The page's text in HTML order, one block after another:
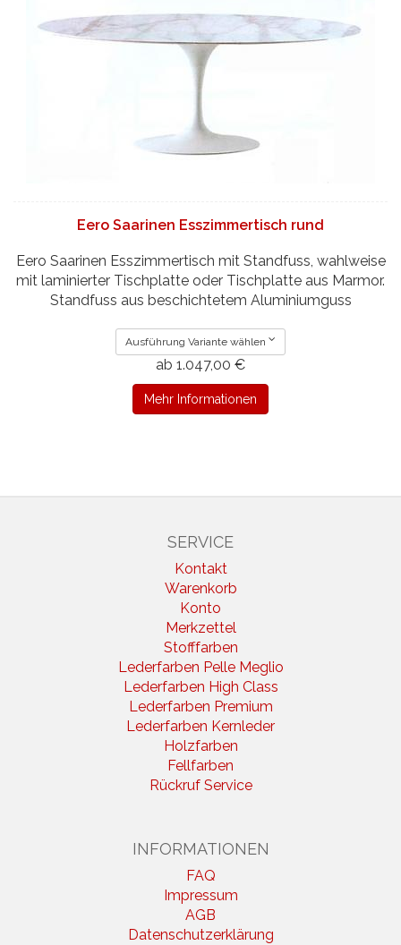
Eero Saarinen Esszimmertisch rund
Eero Saarinen Esszimmertisch mit Standfuss, wahlweise
mit laminierter Tischplatte oder Tischplatte aus Marmor.
Standfuss aus beschichtetem Aluminiumguss
Ausführung Variante wählen
ab 1.047,00 €
Mehr Informationen
SERVICE
Kontakt
Warenkorb
Konto
Merkzettel
Stofffarben
Lederfarben Pelle Meglio
Lederfarben High Class
Lederfarben Premium
Lederfarben Kernleder
Holzfarben
Fellfarben
Rückruf Service
INFORMATIONEN
FAQ
Impressum
AGB
Datenschutzerklärung